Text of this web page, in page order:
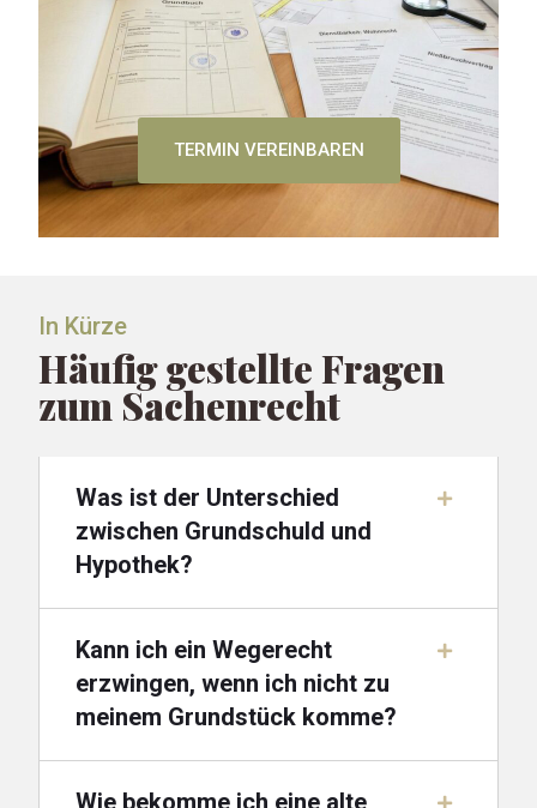
TERMIN VEREINBAREN
In Kürze
Häufig gestellte Fragen
zum Sachenrecht
Was ist der Unterschied
zwischen Grundschuld und
Hypothek?
Kann ich ein Wegerecht
erzwingen, wenn ich nicht zu
meinem Grundstück komme?